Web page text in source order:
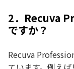
2．Recuva
ですか？
Recuva